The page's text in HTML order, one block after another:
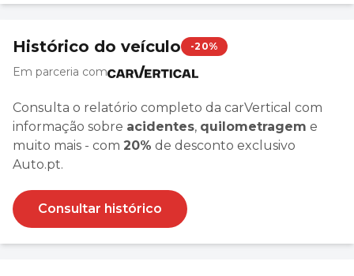
Histórico do veículo -20%
Em parceria com
Consulta o relatório completo da carVertical com
informação sobre acidentes, quilometragem e
muito mais - com 20% de desconto exclusivo
Auto.pt.
Consultar histórico